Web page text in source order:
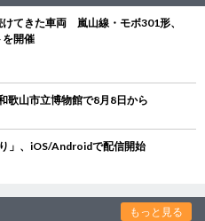
てきた車両 嵐山線・モボ301形、
開催
山市立博物館で8月8日から
」、iOS/Androidで配信開始
もっと見る